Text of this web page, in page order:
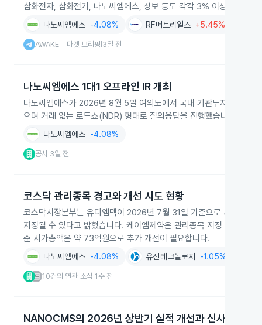
삼화전자, 삼화전기, 나노씨엠에스, 상보 등도 각각 3% 이상 상승했습
나노씨엠에스 -4.08% RF머트리얼즈 +5.45%
AWAKE - 마켓 브리핑 3일 전
나노씨엠에스 1대1 오프라인 IR 개최
나노씨엠에스가 2026년 8월 5일 여의도에서 국내 기관투자자 1곳을
으며 거래 없는 로드쇼(NDR) 형태로 질의응답을 진행했습니다.
나노씨엠에스 -4.08%
공시 3일 전
코스닥 관리종목 경고와 개선 시도 현황
코스닥시장본부는 유디엠텍이 2026년 7월 31일 기준으로 시가총액
지정될 수 있다고 밝혔습니다. 케이엠제약은 관리종목 지정 이후 유
준 시가총액은 약 73억원으로 추가 개선이 필요합니다.
나노씨엠에스 -4.08% 유진테크놀로지 -1.05%
10건의 연관 소식 1주 전
NANOCMS의 2026년 상반기 실적 개선과 신사업 매출